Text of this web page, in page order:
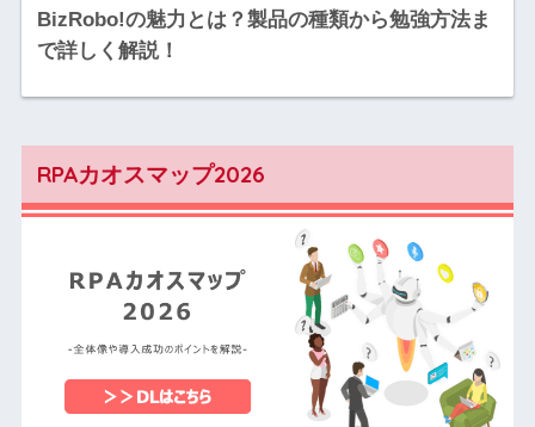
BizRobo!の魅力とは？製品の種類から勉強方法ま
で詳しく解説！
RPAカオスマップ2026